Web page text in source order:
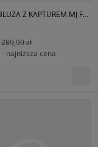
JORDAN BLUZA Z KAPTUREM MJ FLIGHT MVP HBR FLC BOY
289,99 zł
- najniższa cena